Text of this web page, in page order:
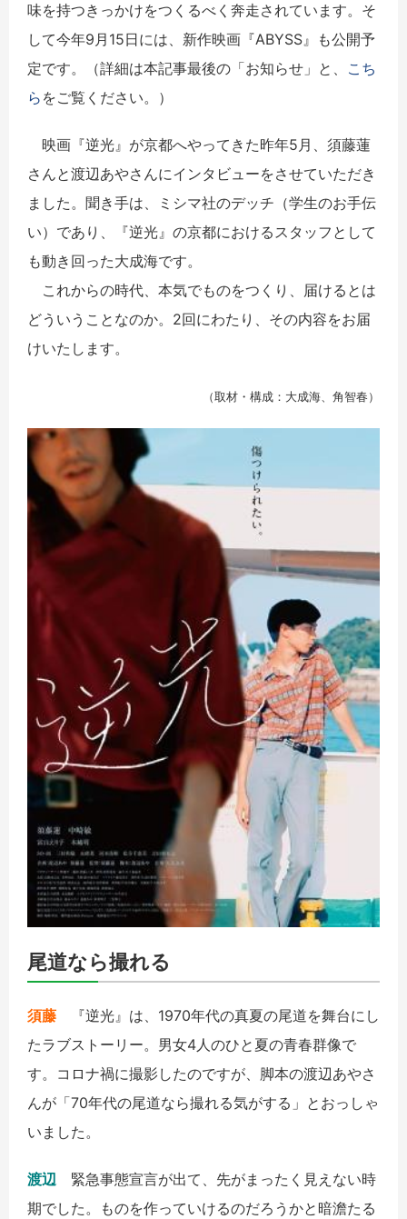
味を持つきっかけをつくるべく奔走されています。そ
して今年9月15日には、新作映画『ABYSS』も公開予
定です。（詳細は本記事最後の「お知らせ」と、 こち
ら をご覧ください。）
映画『逆光』が京都へやってきた昨年5月、須藤蓮
さんと渡辺あやさんにインタビューをさせていただき
ました。聞き手は、ミシマ社のデッチ（学生のお手伝
い）であり、『逆光』の京都におけるスタッフとして
も動き回った大成海です。
これからの時代、本気でものをつくり、届けるとは
どういうことなのか。2回にわたり、その内容をお届
けいたします。
（取材・構成：大成海、角智春）
尾道なら撮れる
須藤 『逆光』は、1970年代の真夏の尾道を舞台にし
たラブストーリー。男女4人のひと夏の青春群像で
す。コロナ禍に撮影したのですが、脚本の渡辺あやさ
んが「70年代の尾道なら撮れる気がする」とおっしゃ
いました。
渡辺 緊急事態宣言が出て、先がまったく見えない時
期でした。ものを作っていけるのだろうかと暗澹たる